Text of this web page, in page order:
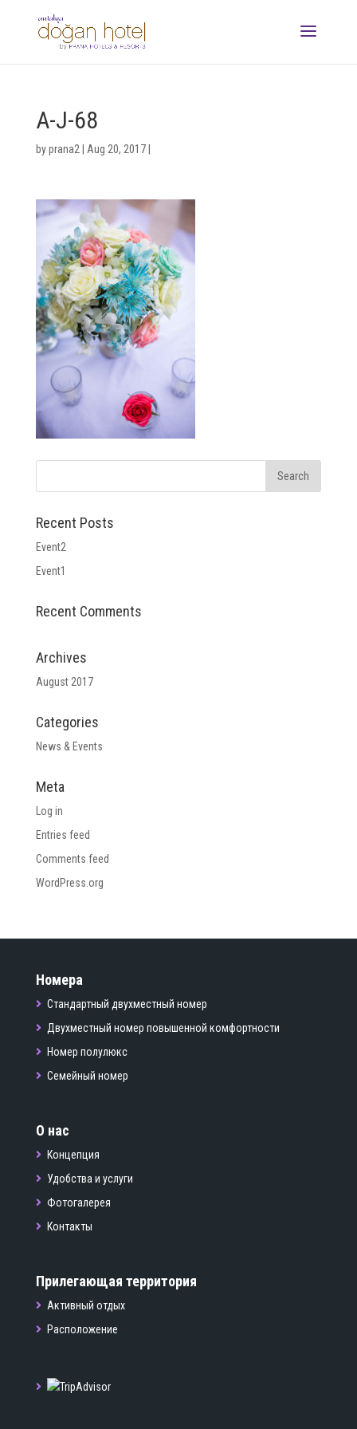
A-J-68
byprana2 Aug 20, 2017|
Recent Posts
Event2
Event1
Recent Comments
Archives
August 2017
Categories
News & Events
Meta
Log in
Entries feed
Comments feed
WordPress.org
Номера
Стандартный двухместный номер
Двухместный номер повышенной комфортности
Номер полулюкс
Семейный номер
О нас
Концепция
Удобства и услуги
Фотогалерея
Контакты
Прилегающая территория
Активный отдых
Расположение